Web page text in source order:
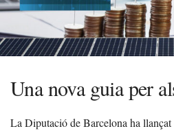
Una nova guia per
La Diputació de Barcelona ha llançat